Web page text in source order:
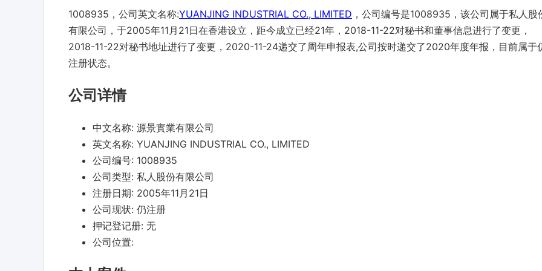
1008935，公司英文名称:YUANJING INDUSTRIAL CO., LIMITED ，公司编号是1008935，该公司属于私人股
有限公司，于2005年11月21日在香港设立，距今成立已经21年，2018-11-22对秘书和董事信息进行了变更，
2018-11-22对秘书地址进行了变更，2020-11-24递交了周年申报表,公司按时递交了2020年度年报，目前属于
注册状态。
公司详情
中文名称: 源景實業有限公司
英文名称: YUANJING INDUSTRIAL CO., LIMITED
公司编号: 1008935
公司类型: 私人股份有限公司
注册日期: 2005年11月21日
公司现状: 仍注册
押记登记册: 无
公司位置: